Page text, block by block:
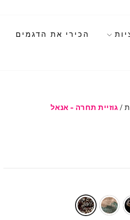
הכירי את הדגמים
/ גוזיית תחרה - אנאל